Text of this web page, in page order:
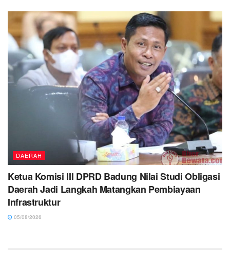
DAERAH
Ketua Komisi III DPRD Badung Nilai Studi Obligasi
Daerah Jadi Langkah Matangkan Pembiayaan
Infrastruktur
05/08/2026